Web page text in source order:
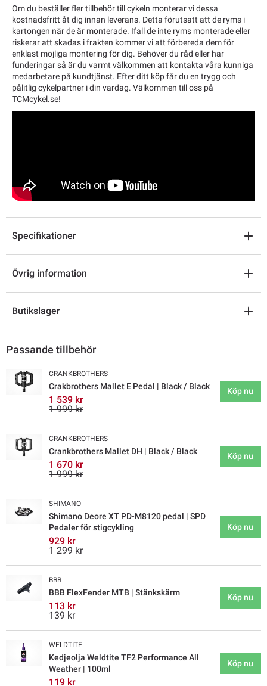
Om du beställer fler tillbehör till cykeln monterar vi dessa
kostnadsfritt åt dig innan leverans. Detta förutsatt att de ryms i
kartongen när de är monterade. Ifall de inte ryms monterade eller
riskerar att skadas i frakten kommer vi att förbereda dem för
enklast möjliga montering för dig. Behöver du råd eller har
funderingar så är du varmt välkommen att kontakta våra kunniga
medarbetare på kundtjänst. Efter ditt köp får du en trygg och
pålitlig cykelpartner i din vardag. Välkommen till oss på
TCMcykel.se!
Specifikationer
Övrig information
Butikslager
Passande tillbehör
CRANKBROTHERS
Crakbrothers Mallet E Pedal | Black / Black
1 539 kr
1 999 kr
Köp nu
CRANKBROTHERS
Crankbrothers Mallet DH | Black / Black
1 670 kr
1 999 kr
Köp nu
SHIMANO
Shimano Deore XT PD-M8120 pedal | SPD
Pedaler för stigcykling
929 kr
1 299 kr
Köp nu
BBB
BBB FlexFender MTB | Stänkskärm
113 kr
139 kr
Köp nu
WELDTITE
Kedjeolja Weldtite TF2 Performance All
Weather | 100ml
119 kr
Köp nu